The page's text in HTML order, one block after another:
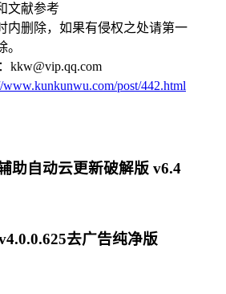
文献参考
内删除，如果有侵权之处请第一
kkw@vip.qq.com
www.kunkunwu.com/post/442.html
助自动云更新破解版 v6.4
去广告纯净版